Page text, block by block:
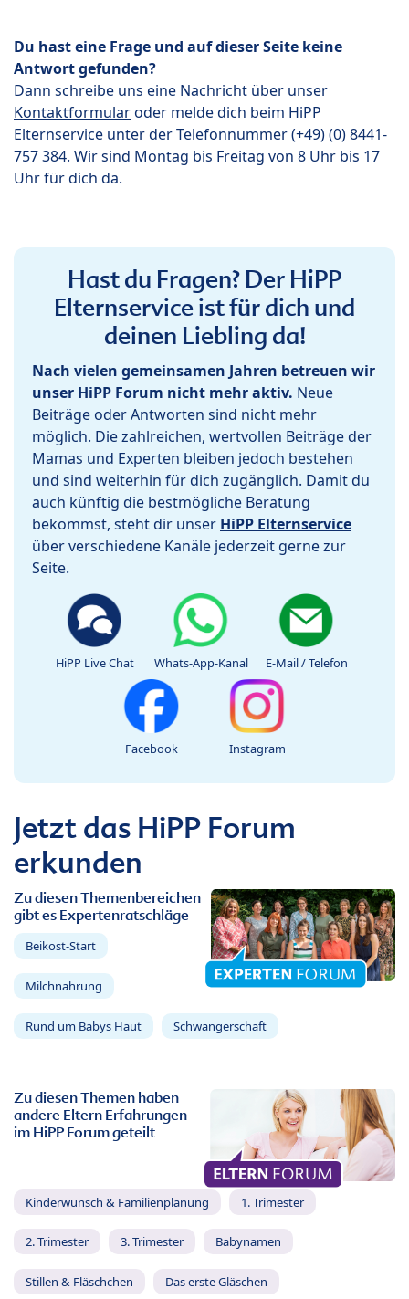
Du hast eine Frage und auf dieser Seite keine
Antwort gefunden?
Dann schreibe uns eine Nachricht über unser
Kontaktformularoder melde dich beim HiPP
Elternservice unter der Telefonnummer (+49) (0) 8441-
757 384. Wir sind Montag bis Freitag von 8 Uhr bis 17
Uhr für dich da.
Hast du Fragen? Der HiPP
Elternservice ist für dich und
deinen Liebling da!
Nach vielen gemeinsamen Jahren betreuen wir
unser HiPP Forum nicht mehr aktiv. Neue
Beiträge oder Antworten sind nicht mehr
möglich. Die zahlreichen, wertvollen Beiträge der
Mamas und Experten bleiben jedoch bestehen
und sind weiterhin für dich zugänglich. Damit du
auch künftig die bestmögliche Beratung
bekommst, steht dir unser HiPP Elternservice
über verschiedene Kanäle jederzeit gerne zur
Seite.
HiPP Live Chat Whats-App-Kanal E-Mail / Telefon
Facebook Instagram
Jetzt das HiPP Forum
erkunden
Zu diesen Themenbereichen
gibt es Expertenratschläge
Beikost-Start
Milchnahrung
Rund um Babys Haut Schwangerschaft
Zu diesen Themen haben
andere Eltern Erfahrungen
im HiPP Forum geteilt
Kinderwunsch & Familienplanung 1. Trimester
2. Trimester 3. Trimester Babynamen
Stillen & Fläschchen Das erste Gläschen